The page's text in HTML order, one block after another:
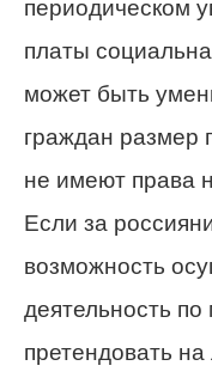
периодическом
платы
может быть
граждан размер
не имеют права
Если за
возможность
деятельность
претендовать